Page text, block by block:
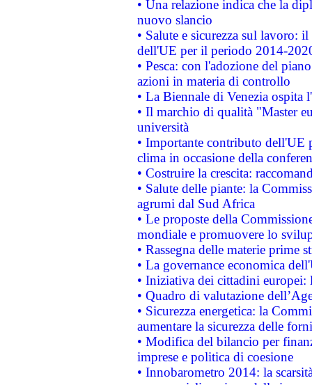
• Una relazione indica che la
nuovo slancio
• Salute e sicurezza sul lavoro:
dell'UE per il periodo 2014-
• Pesca: con l'adozione del
azioni in materia di controllo
• La Biennale di Venezia ospita
• Il marchio di qualità "Master
università
• Importante contributo dell'UE
clima in occasione della
• Costruire la crescita:
• Salute delle piante: la
agrumi dal Sud Africa
• Le proposte della
mondiale e promuovere lo
• Rassegna delle materie prime
• La governance economica
• Iniziativa dei cittadini
• Quadro di valutazione
• Sicurezza energetica: la
aumentare la sicurezza delle
• Modifica del bilancio per
imprese e politica di coesione
• Innobarometro 2014: la